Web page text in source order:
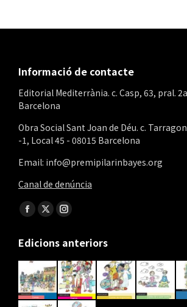
Informació de contacte
Editorial Mediterrània. c. Casp, 63, pral.
Barcelona
Obra Social Sant Joan de Déu. c.
-1, Local 45 - 08015 Barcelona
Email: info@premipilarinbayes.org
Canal de denúncia
Find us on:
Facebook
opens
in
new
window
X
opens
in
new
window
Instagram
opens
in
new
window
Edicions anteriors